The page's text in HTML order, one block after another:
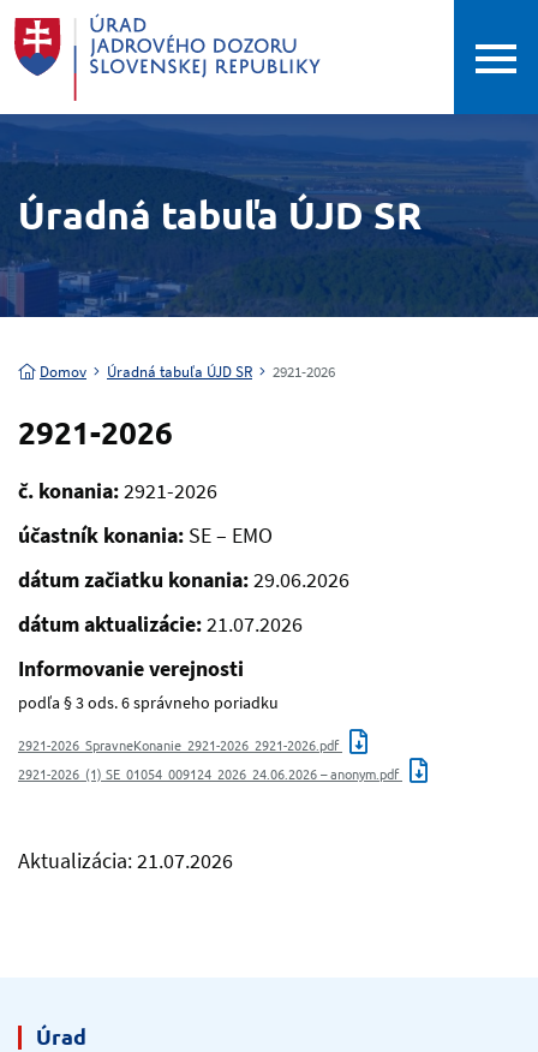
Úradná tabuľa ÚJD SR
Domov Úradná tabuľa ÚJD SR 2921-2026
2921-2026
č. konania:2921-2026
účastník konania: SE – EMO
dátum začiatku konania:29.06.2026
dátum aktualizácie:21.07.2026
Informovanie verejnosti
podľa § 3 ods. 6 správneho poriadku
2921-2026_SpravneKonanie_2921-2026_2921-2026.pdf
2921-2026_(1) SE_01054_009124_2026_24.06.2026 – anonym.pdf
Aktualizácia: 21.07.2026
Úrad